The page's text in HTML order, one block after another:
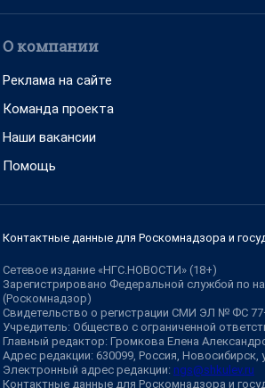
О компании
Реклама на сайте
Команда проекта
Наши вакансии
Помощь
Контактные данные для Роскомнадзора и
Сетевое издание «НГС.НОВОСТИ» (18+)
Зарегистрировано Федеральной службой по
(Роскомнадзор)
Свидетельство о регистрации СМИ ЭЛ № ФС
Учредитель: Общество с ограниченной
Главный редактор: Громкова Елена
Адрес редакции: 630099, Россия, Новосибирск,
Электронный адрес редакции: ngs@shkulev.ru
Контактные данные для Роскомнадзора и